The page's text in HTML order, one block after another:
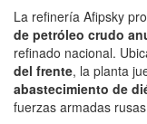
La refinería Afipsky
de petróleo crudo
refinado nacional.
del frente, la planta
abastecimiento de
fuerzas armadas